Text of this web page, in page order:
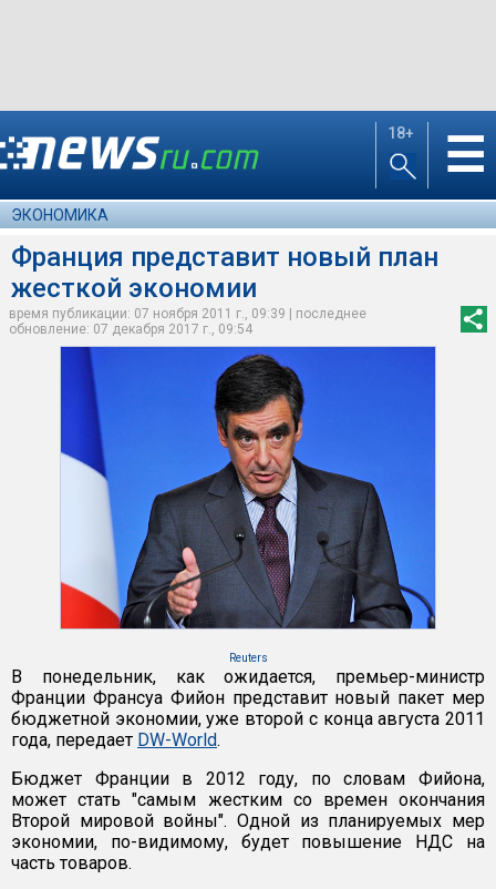
18+ ☰
ЭКОНОМИКА
Франция представит новый план
жесткой экономии
время публикации: 07 ноября 2011 г., 09:39 | последнее
обновление: 07 декабря 2017 г., 09:54
Reuters
В понедельник, как ожидается, премьер-министр
Франции Франсуа Фийон представит новый пакет мер
бюджетной экономии, уже второй с конца августа 2011
года, передает DW-World.
Бюджет Франции в 2012 году, по словам Фийона,
может стать "самым жестким со времен окончания
Второй мировой войны". Одной из планируемых мер
экономии, по-видимому, будет повышение НДС на
часть товаров.